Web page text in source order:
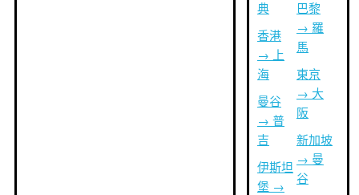
典
香港
→ 上
海
曼谷
→ 普
吉
伊斯坦
堡 →
巴黎
→ 羅
馬
東京
→ 大
阪
新加坡
→ 曼
谷